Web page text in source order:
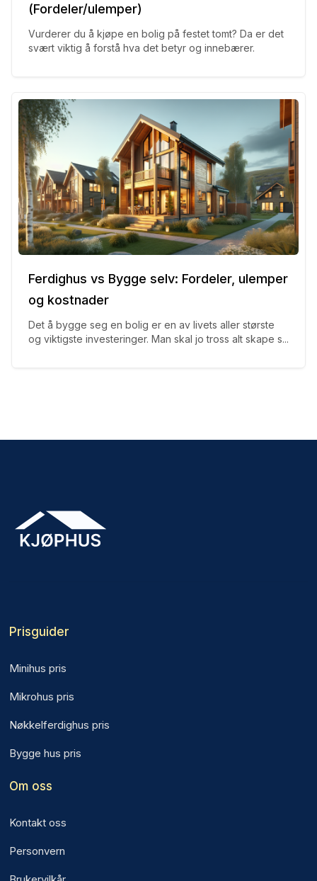
(Fordeler/ulemper)
Vurderer du å kjøpe en bolig på festet tomt? Da er det
svært viktig å forstå hva det betyr og innebærer.
Ferdighus vs Bygge selv: Fordeler, ulemper
og kostnader
Det å bygge seg en bolig er en av livets aller største
og viktigste investeringer. Man skal jo tross alt skape s...
Prisguider
Minihus pris
Mikrohus pris
Nøkkelferdighus pris
Bygge hus pris
Om oss
Kontakt oss
Personvern